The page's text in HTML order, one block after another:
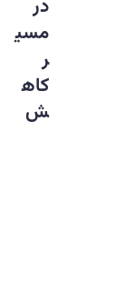
در
مسی
ر
کاه
ش